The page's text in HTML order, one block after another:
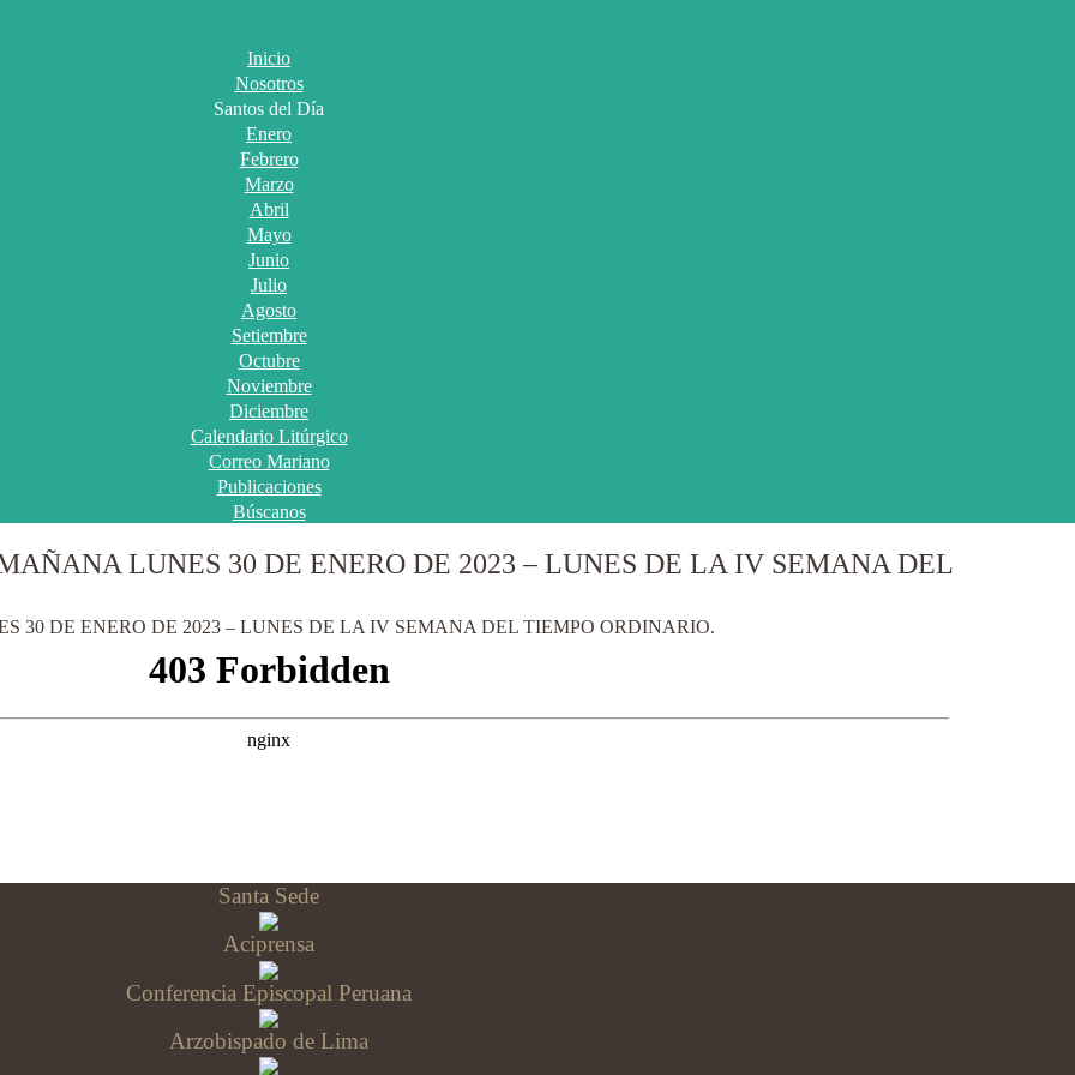
Inicio
Nosotros
Santos del Día
Enero
Febrero
Marzo
Abril
Mayo
Junio
Julio
Agosto
Setiembre
Octubre
Noviembre
Diciembre
Calendario Litúrgico
Correo Mariano
Publicaciones
Búscanos
LUNES 30 DE ENERO DE 2023 – LUNES DE LA IV SEMANA DEL
30 DE ENERO DE 2023 – LUNES DE LA IV SEMANA DEL TIEMPO ORDINARIO.
Santa Sede
Aciprensa
Conferencia Episcopal Peruana
Arzobispado de Lima